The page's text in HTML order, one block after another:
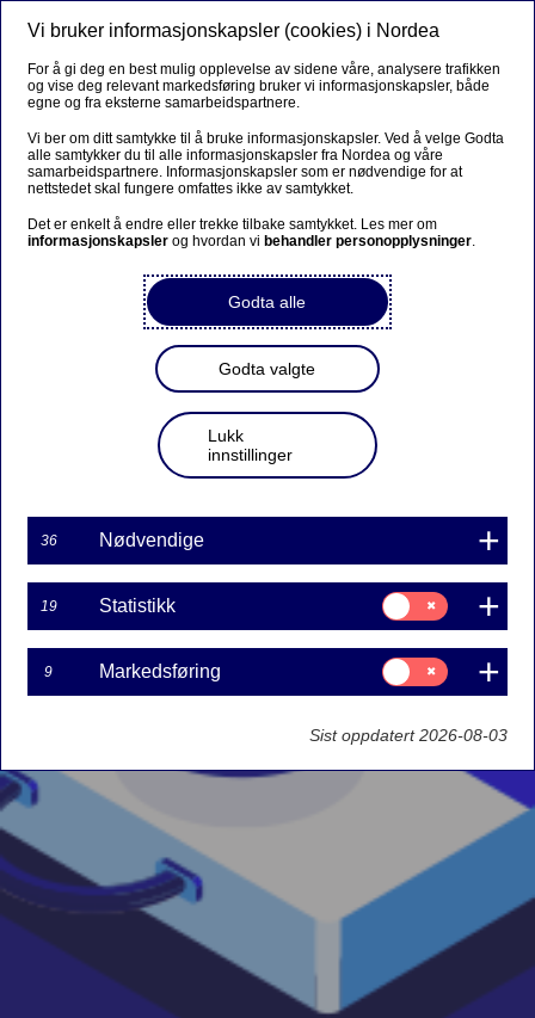
Vi bruker informasjonskapsler (cookies) i Nordea
For å gi deg en best mulig opplevelse av sidene våre, analysere trafikken
og vise deg relevant markedsføring bruker vi informasjonskapsler, både
egne og fra eksterne samarbeidspartnere.
Vi ber om ditt samtykke til å bruke informasjonskapsler. Ved å velge Godta
alle samtykker du til alle informasjonskapsler fra Nordea og våre
samarbeidspartnere. Informasjonskapsler som er nødvendige for at
nettstedet skal fungere omfattes ikke av samtykket.
Det er enkelt å endre eller trekke tilbake samtykket. Les mer om
informasjonskapsler og hvordan vi behandler personopplysninger.
Godta alle
Godta valgte
Lukk
innstillinger
36 Nødvendige
19 Statistikk
Samtykke
til:
Statistikk
9 Markedsføring
Samtykke
til:
Markedsføring
Sist oppdatert 2026-08-03